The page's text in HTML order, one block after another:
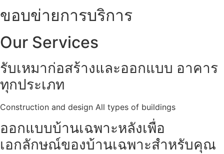
ขอบข่ายการบริการ
Our Services
รับเหมาก่อสร้างและออกแบบ อาคาร
ทุกประเภท
Construction and design All types of buildings
ออกแบบบ้านเฉพาะหลังเพื่อ
เอกลักษณ์ของบ้านเฉพาะสำหรับคุณ